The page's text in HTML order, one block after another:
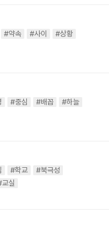
#약속 #사이
#상황
#중심 #배꼽
#하늘
#학교
#북극성
실